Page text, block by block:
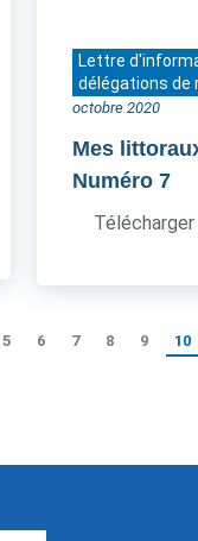
Lettre
délégations de
octobre 2020
Mes
Numéro 7
5 6 7 8 9 10